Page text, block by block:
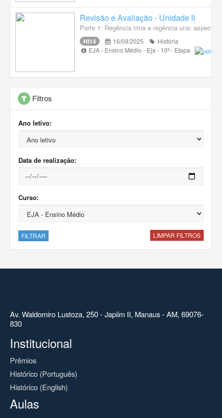
Revisão e Avaliação - Unidade ll
Parte 1: Regência trina e regência una:
HI14 16/09/2025
História
EJA - Ensino Médio - Eja - 10ª - Etapa
Filtros
Ano letivo:
Data de realização:
Curso:
FILTRAR LIMPAR FILTROS
Av. Waldomiro Lustoza, 250 - Japiim II, Manaus - AM, 69076-
830
Institucional
Prêmios
Histórico (Português)
Histórico (English)
Aulas